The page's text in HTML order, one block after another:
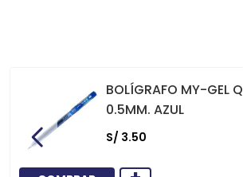
BOLÍGRAFO MY-GEL Q
0.5MM. AZUL
S/ 3.50